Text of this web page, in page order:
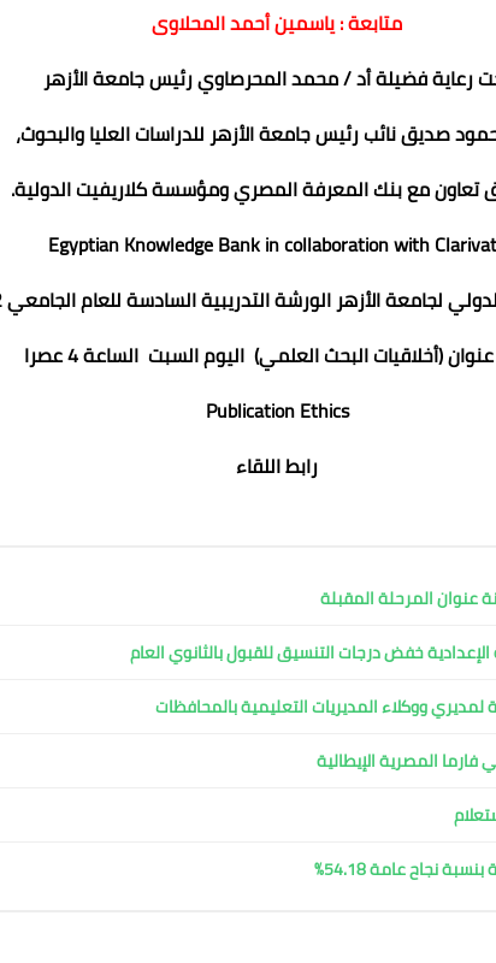
متابعة : ياسمين أحمد المحلاوى
رعاية فضيلة أد / محمد المحرصاوي رئيس جامعة الأزهر
صديق نائب رئيس جامعة الأزهر للدراسات العليا والبحوث،
تعاون مع بنك المعرفة المصري ومؤسسة كلاريفيت الدولية.
Egyptian Knowledge Bank in collaboration with
لجامعة الأزهر الورشة التدريبية السادسة للعام الجامعي 2021/2022
(أخلاقيات البحث العلمي) اليوم السبت الساعة 4 عصرا
Publication Ethics
رابط اللقاء
عنوان المرحلة المقبلة
خفض درجات التنسيق للقبول بالثانوي العام
ووكلاء المديريات التعليمية بالمحافظات
فارما المصرية الإيطالية
نجاح عامة 54.18%